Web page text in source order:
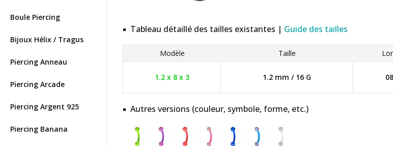
Boule Piercing
Bijoux Hélix / Tragus
Piercing Anneau
Piercing Arcade
Piercing Argent 925
Piercing Banana
Tableau détaillé des tailles existantes | Guide des tailles
Modèle Taille
1.2 x 8 x 3 1.2 mm / 16 G
Autres versions (couleur, symbole, forme, etc.)